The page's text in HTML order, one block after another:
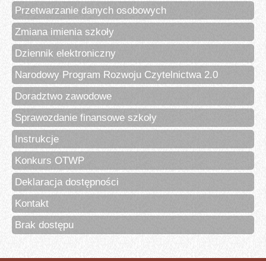
Przetwarzanie danych osobowych
Zmiana imienia szkoły
Dziennik elektroniczny
Narodowy Program Rozwoju Czytelnictwa 2.0
Doradztwo zawodowe
Sprawozdanie finansowe szkoły
Instrukcje
Konkurs OTWP
Deklaracja dostępności
Kontakt
Brak dostępu